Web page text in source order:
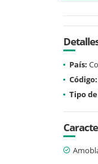
País:
Código:
Tipo